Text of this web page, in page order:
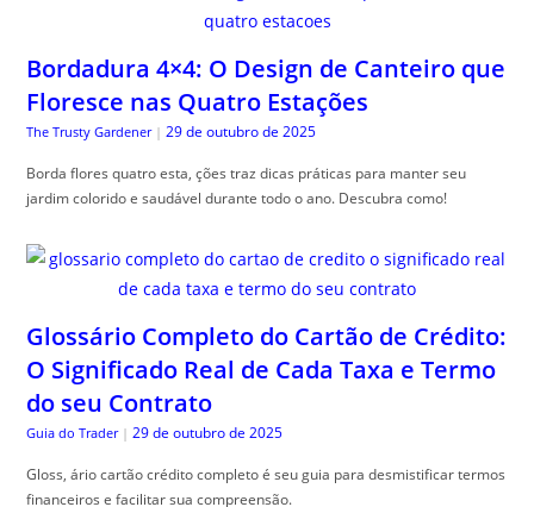
Bordadura 4×4: O Design de Canteiro que
Floresce nas Quatro Estações
The Trusty Gardener | 29 de outubro de 2025
Borda flores quatro esta, ções traz dicas práticas para manter seu
jardim colorido e saudável durante todo o ano. Descubra como!
Glossário Completo do Cartão de Crédito:
O Significado Real de Cada Taxa e Termo
do seu Contrato
Guia do Trader | 29 de outubro de 2025
Gloss, ário cartão crédito completo é seu guia para desmistificar termos
financeiros e facilitar sua compreensão.